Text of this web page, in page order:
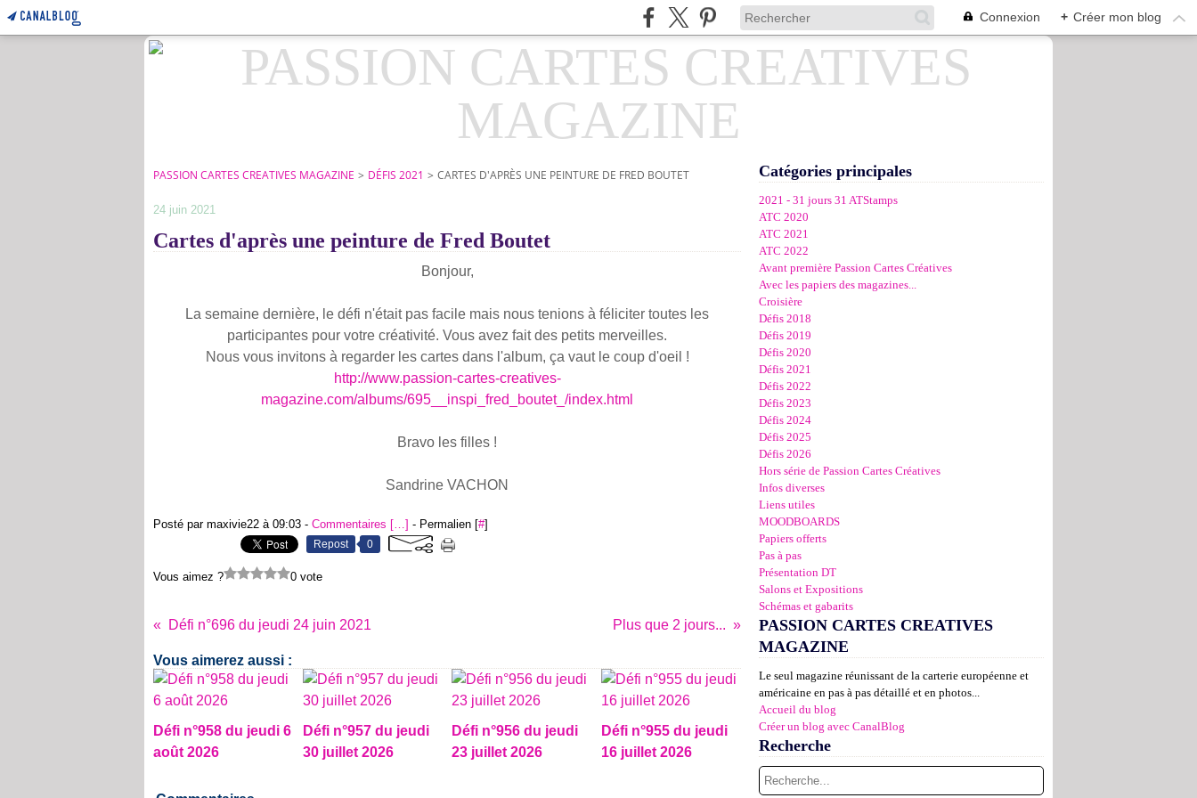
Connexion + Créer mon blog
PASSION CARTES CREATIVES MAGAZINE > DÉFIS 2021 > CARTES D'APRÈS UNE PEINTURE DE FRED BOUTET
24 juin 2021
Cartes d'après une peinture de Fred Boutet
Bonjour,
La semaine dernière, le défi n'était pas facile mais nous tenions à féliciter toutes les
participantes pour votre créativité. Vous avez fait des petits merveilles.
Nous vous invitons à regarder les cartes dans l'album, ça vaut le coup d'oeil !
http://www.passion-cartes-creatives-
magazine.com/albums/695__inspi_fred_boutet_/index.html
Bravo les filles !
Sandrine VACHON
Posté par maxivie22 à 09:03 - Commentaires […] - Permalien [#]
Repost 0
Vous aimez ? 0 vote
Défi n°696 du jeudi 24 juin 2021 Plus que 2 jours...
Vous aimerez aussi :
Défi n°958 du jeudi 6
août 2026
Défi n°957 du jeudi
30 juillet 2026
Défi n°956 du jeudi
23 juillet 2026
Défi n°955 du jeudi
16 juillet 2026
Catégories principales
2021 - 31 jours 31 ATStamps
ATC 2020
ATC 2021
ATC 2022
Avant première Passion Cartes Créatives
Avec les papiers des magazines...
Croisière
Défis 2018
Défis 2019
Défis 2020
Défis 2021
Défis 2022
Défis 2023
Défis 2024
Défis 2025
Défis 2026
Hors série de Passion Cartes Créatives
Infos diverses
Liens utiles
MOODBOARDS
Papiers offerts
Pas à pas
Présentation DT
Salons et Expositions
Schémas et gabarits
PASSION CARTES CREATIVES
MAGAZINE
Le seul magazine réunissant de la carterie européenne et
américaine en pas à pas détaillé et en photos...
Accueil du blog
Créer un blog avec CanalBlog
Recherche